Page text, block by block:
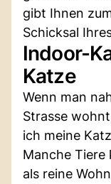
gibt Ihnen
Schicksal
Indoor-
Katze
Wenn man
Strasse
ich meine
Manche Tiere
als reine